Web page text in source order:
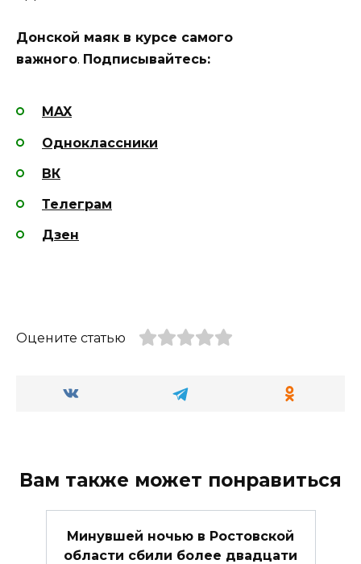
Донской маяк в курсе самого
важного. Подписывайтесь:
MAX
Одноклассники
ВК
Телеграм
Дзен
Оцените статью
Вам также может понравиться
Минувшей ночью в Ростовской
области сбили более двадцати